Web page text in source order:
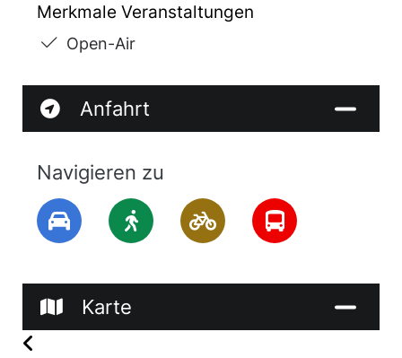
Merkmale Veranstaltungen
Open-Air
Anfahrt
Navigieren zu
Karte